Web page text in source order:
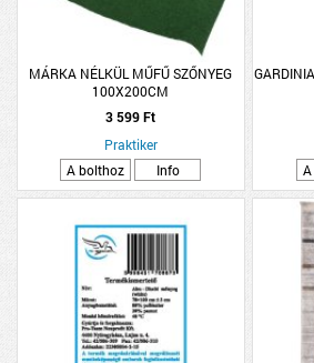
MÁRKA NÉLKÜL MŰFŰ SZŐNYEG
100X200CM
3 599 Ft
Praktiker
A bolthoz
Info